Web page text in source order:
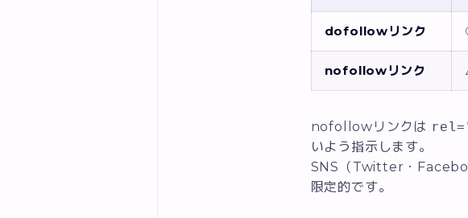
dofollowリンク
nofollowリンク
nofollowリンクは
いよう指示します。
SNS（Twitter・
限定的です。